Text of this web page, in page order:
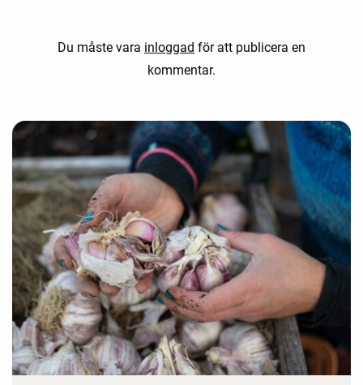
Du måste vara inloggad för att publicera en
kommentar.